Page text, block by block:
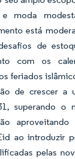
e moda
está
de
com os
feriados
de crescer a
superando o
aproveitando
ao introduzir
pelas